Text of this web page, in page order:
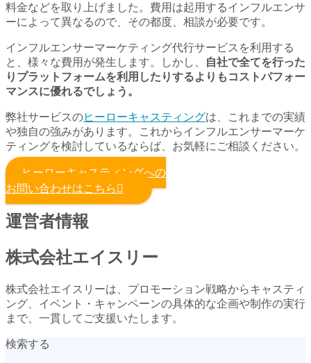
料金などを取り上げました。費用は起用するインフルエンサ
ーによって異なるので、その都度、相談が必要です。
インフルエンサーマーケティング代行サービスを利用する
と、様々な費用が発生します。しかし、
自社で全てを行った
りプラットフォームを利用したりするよりもコストパフォー
マンスに優れるでしょう。
弊社サービスのヒーローキャスティングは、これまでの実績
や独自の強みがあります。これからインフルエンサーマーケ
ティングを検討しているならば、お気軽にご相談ください。
ヒーローキャスティングへの
お問い合わせはこちら
運営者情報
株式会社エイスリー
株式会社エイスリーは、プロモーション戦略からキャスティ
ング、イベント・キャンペーンの具体的な企画や制作の実行
まで、一貫してご支援いたします。
検索する